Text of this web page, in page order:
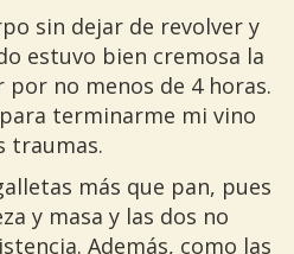
sin dejar de revolver y
estuvo bien cremosa la
por no menos de 4 horas.
terminarme mi vino
traumas.
más que pan, pues
y masa y las dos no
Además, como las